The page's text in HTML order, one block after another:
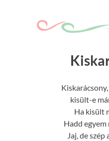
kisült-e
Ha kisült
Hadd egyem
Jaj, de szép